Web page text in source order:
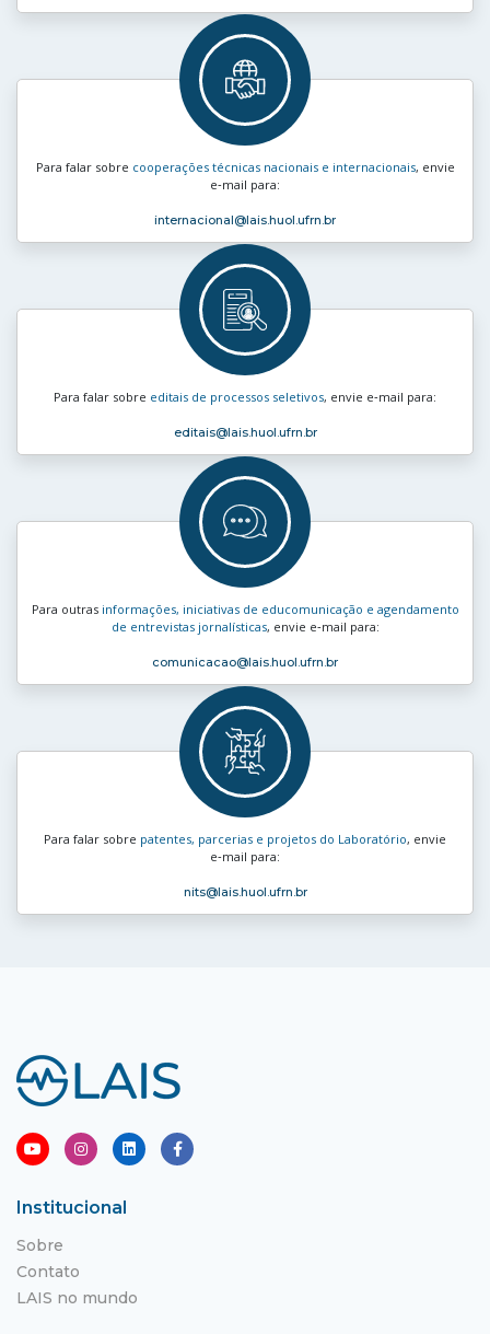
Para falar sobre cooperações técnicas nacionais e internacionais, envie
e‑mail para:
internacional@lais.huol.ufrn.br
Para falar sobre editais de processos seletivos, envie e‑mail para:
editais@lais.huol.ufrn.br
Para outras informações, iniciativas de educomunicação e agendamento
de entrevistas jornalísticas, envie e‑mail para:
comunicacao@lais.huol.ufrn.br
Para falar sobre patentes, parcerias e projetos do Laboratório, envie
e‑mail para:
nits@lais.huol.ufrn.br
Institucional
Sobre
Contato
LAIS no mundo